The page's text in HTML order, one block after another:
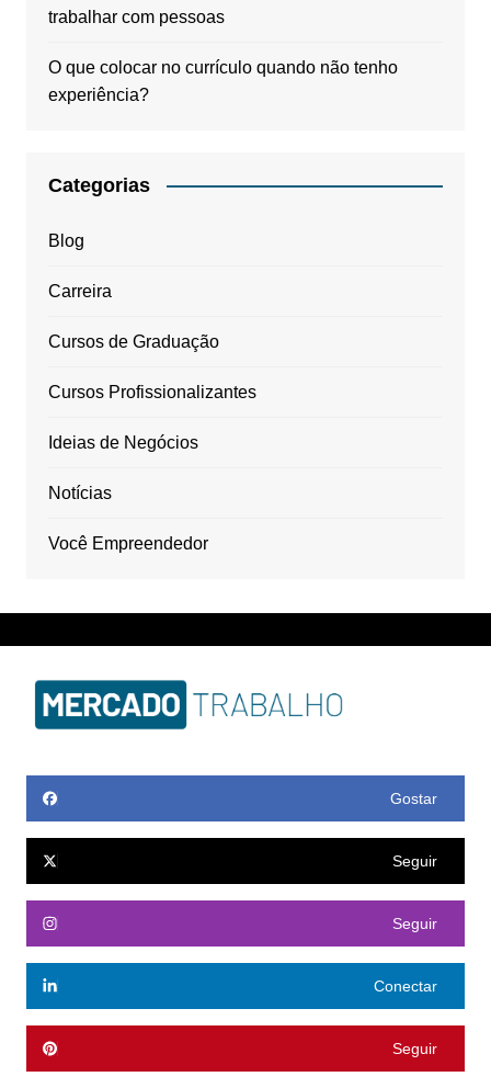
trabalhar com pessoas
O que colocar no currículo quando não tenho
experiência?
Categorias
Blog
Carreira
Cursos de Graduação
Cursos Profissionalizantes
Ideias de Negócios
Notícias
Você Empreendedor
Gostar
Seguir
Seguir
Conectar
Seguir